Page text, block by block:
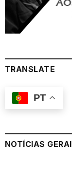
TRANSLATE
PT
NOTÍCIAS